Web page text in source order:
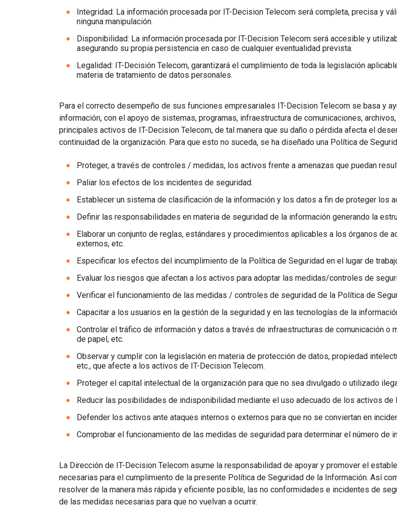
próximageneración con multimedia e interactividad.
Un centro VoIP global único para llamadas de negocios
de altacalidadentodoelmundo.
Valida números para un enrutamientopreciso de
Flash Call
Autenticación de usuarios rentable mediante
Integridad: La información procesada por IT-Decision Telecom será completa, precisa y
ninguna manipulación.
Disponibilidad: La información procesada por IT-Decision Telecom será accesible y
asegurando su propia persistencia en caso de cualquier eventualidad prevista.
Legalidad: IT-Decisión Telecom, garantizará el cumplimiento de toda la legislación
materia de tratamiento de datos personales.
Para el correcto desempeño de sus funciones empresariales IT-Decision Telecom se basa y
información, con el apoyo de sistemas, programas, infraestructura de comunicaciones,
principales activos de IT-Decision Telecom, de tal manera que su daño o pérdida afecta el
continuidad de la organización. Para que esto no suceda, se ha diseñado una Política de
Proteger, a través de controles / medidas, los activos frente a amenazas que puedan
Paliar los efectos de los incidentes de seguridad.
Establecer un sistema de clasificación de la información y los datos a fin de proteger los
Definir las responsabilidades en materia de seguridad de la información generando la
Elaborar un conjunto de reglas, estándares y procedimientos aplicables a los órganos
externos, etc.
Especificar los efectos del incumplimiento de la Política de Seguridad en el lugar de
Evaluar los riesgos que afectan a los activos para adoptar las medidas/controles de
Verificar el funcionamiento de las medidas / controles de seguridad de la Política de
Capacitar a los usuarios en la gestión de la seguridad y en las tecnologías de la
Controlar el tráfico de información y datos a través de infraestructuras de comunicación
de papel, etc.
Observar y cumplir con la legislación en materia de protección de datos, propiedad
etc., que afecte a los activos de IT-Decision Telecom.
Proteger el capital intelectual de la organización para que no sea divulgado o utilizado
Reducir las posibilidades de indisponibilidad mediante el uso adecuado de los activos de
Defender los activos ante ataques internos o externos para que no se conviertan en
Comprobar el funcionamiento de las medidas de seguridad para determinar el número de
La Dirección de IT-Decision Telecom asume la responsabilidad de apoyar y promover el
necesarias para el cumplimiento de la presente Política de Seguridad de la Información. Así
resolver de la manera más rápida y eficiente posible, las no conformidades e incidentes de
de las medidas necesarias para que no vuelvan a ocurrir.